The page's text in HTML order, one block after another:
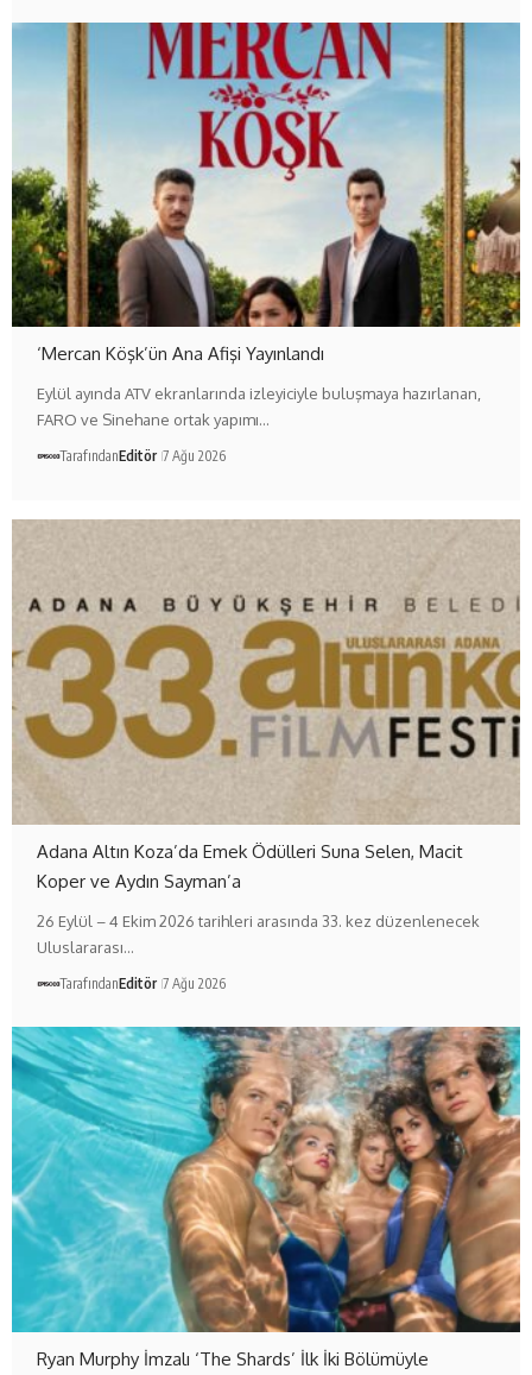
‘Mercan Köşk’ün Ana Afişi Yayınlandı
Eylül ayında ATV ekranlarında izleyiciyle buluşmaya hazırlanan,
FARO ve Sinehane ortak yapımı…
TarafındanEditör 7 Ağu 2026
Adana Altın Koza’da Emek Ödülleri Suna Selen, Macit
Koper ve Aydın Sayman’a
26 Eylül – 4 Ekim 2026 tarihleri arasında 33. kez düzenlenecek
Uluslararası…
TarafındanEditör 7 Ağu 2026
Ryan Murphy İmzalı ‘The Shards’ İlk İki Bölümüyle